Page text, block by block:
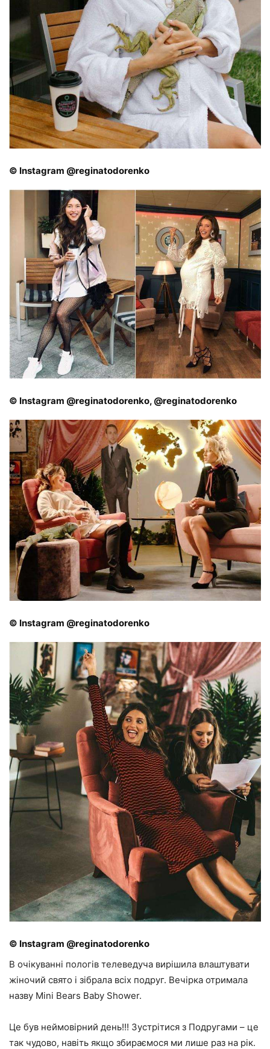
© Instagram @reginatodorenko
© Instagram @reginatodorenko, @reginatodorenko
© Instagram @reginatodorenko
© Instagram @reginatodorenko
В очікуванні пологів телеведуча вирішила влаштувати
жіночий свято і зібрала всіх подруг. Вечірка отримала
назву Mini Bears Baby Shower.
Це був неймовірний день!!! Зустрітися з Подругами – це
так чудово, навіть якщо збираємося ми лише раз на рік.